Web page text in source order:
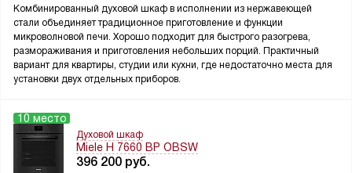
Комбинированный духовой шкаф в исполнении из нержавеющей
стали объединяет традиционное приготовление и функции
микроволновой печи. Хорошо подходит для быстрого разогрева,
размораживания и приготовления небольших порций. Практичный
вариант для квартиры, студии или кухни, где недостаточно места для
установки двух отдельных приборов.
10 место
Духовой шкаф
Miele H 7660 BP OBSW
396 200 руб.